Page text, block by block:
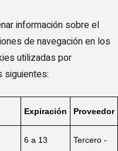
información sobre el
de navegación en los
utilizadas por
siguientes:
Expiración Proveedor
6 a 13
Tercero -